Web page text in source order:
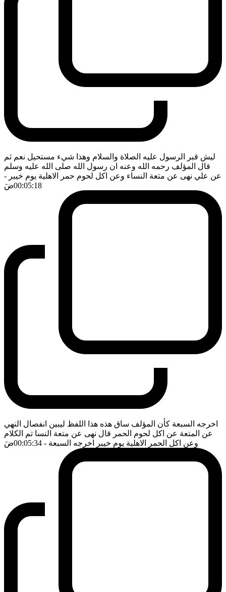
ليش قبر الرسول عليه الصلاة والسلام وهذا شيء مستحيل نعم ثم
قال المؤلف رحمه الله وعنه ان رسول الله صلى الله عليه وسلم
عن علي نهى عن متعة النساء وعن اكل لحوم حمر الاهلية يوم خيبر -
00:05:18ضَ
اخرجه السبعة كأن المؤلف ساق هذه هذا اللفظ ليبين انفصال النهي
عن المتعة عن اكل لحوم الحمر قال نهى عن متعة النسا تم الكلام
وعن اكل الحمر الاهلية يوم خيبر اخرجه السبعة - 00:05:34 ضَ